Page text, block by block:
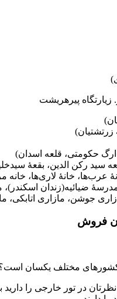
زیارتگاه پیرهریشت
زرتشتیان)
ارگ حکومتی، قلعه اسدان)
سید رکن الدین، بقعهٔ
عرب‌ها، خانهٔ لاری‌ها، خانه
ضیائیه(زندان
جوشن، مازاری اتابکی،
فروش
کشورهای مختلف یکسان